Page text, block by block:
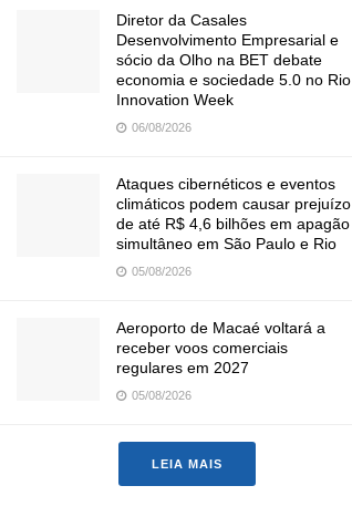
Diretor da Casales
Desenvolvimento Empresarial e
sócio da Olho na BET debate
economia e sociedade 5.0 no Rio
Innovation Week
06/08/2026
Ataques cibernéticos e eventos
climáticos podem causar prejuízo
de até R$ 4,6 bilhões em apagão
simultâneo em São Paulo e Rio
05/08/2026
Aeroporto de Macaé voltará a
receber voos comerciais
regulares em 2027
05/08/2026
LEIA MAIS